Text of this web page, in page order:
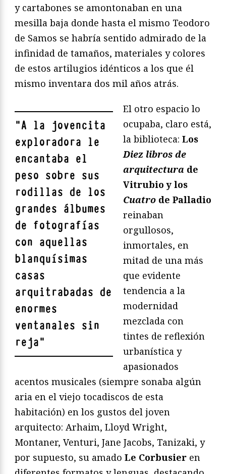
y cartabones se amontonaban en una
mesilla baja donde hasta el mismo Teodoro
de Samos se habría sentido admirado de la
infinidad de tamaños, materiales y colores
de estos artilugios idénticos a los que él
mismo inventara dos mil años atrás.
"A la jovencita
exploradora le
encantaba el
peso sobre sus
rodillas de los
grandes álbumes
de fotografías
con aquellas
blanquísimas
casas
arquitrabadas de
enormes
ventanales sin
reja"
El otro espacio lo
ocupaba, claro está,
la biblioteca: Los
Diez libros de
arquitectura de
Vitrubio y los
Cuatro de Palladio
reinaban
orgullosos,
inmortales, en
mitad de una más
que evidente
tendencia a la
modernidad
mezclada con
tintes de reflexión
urbanística y
apasionados
acentos musicales (siempre sonaba algún
aria en el viejo tocadiscos de esta
habitación) en los gustos del joven
arquitecto: Arhaim, Lloyd Wright,
Montaner, Venturi, Jane Jacobs, Tanizaki, y
por supuesto, su amado Le Corbusier en